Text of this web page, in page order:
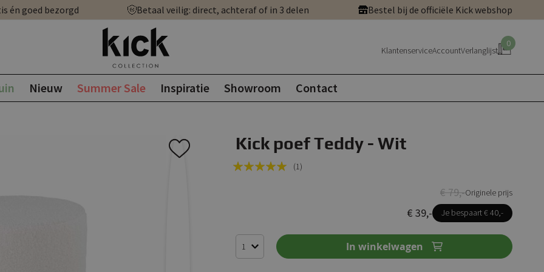
én goed bezorgd Betaal veilig: direct, achteraf of in 3 delen Bestel bij de officiële Kick webshop
KlantenserviceAccountVerlanglijst
0
Nieuw Summer Sale Inspiratie Showroom Contact
Kick poef Teddy - Wit
Rating:
(1)
Je bespaart € 40,-
€ 39,-
Originele prijs
€ 79,-
In winkelwagen